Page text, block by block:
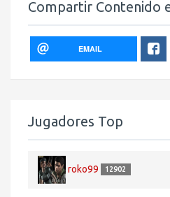
Compartir Contenido
EMAIL
Jugadores Top
roko99 12902